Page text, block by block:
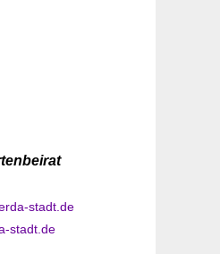
stadt.de
stadt.de